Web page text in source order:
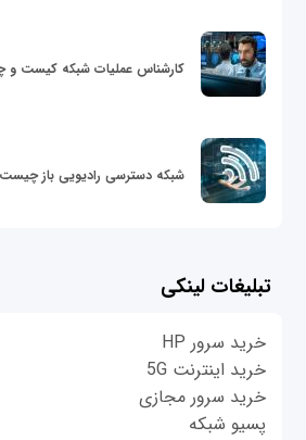
کارشناس عملیات شبکه کیست و
شبکه دسترسی رادیویی باز
تبلیغات لینکی
خرید سرور HP
خرید اینترنت 5G
خرید سرور مجازی
پسیو شبکه